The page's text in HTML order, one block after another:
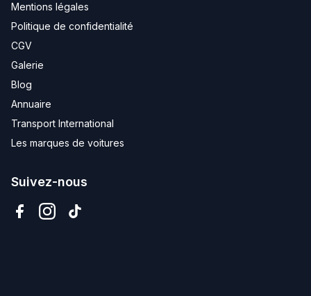
Mentions légales
Politique de confidentialité
CGV
Galerie
Blog
Annuaire
Transport International
Les marques de voitures
Suivez-nous